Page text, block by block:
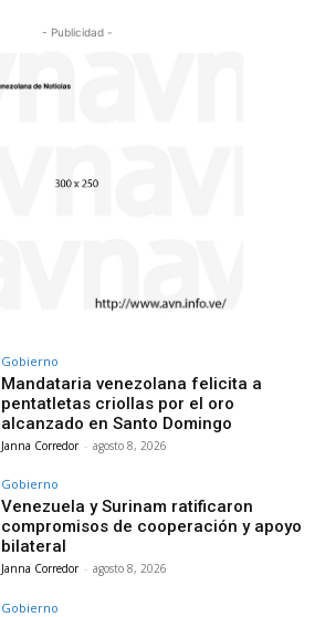
- Publicidad -
Gobierno
Mandataria venezolana felicita a
pentatletas criollas por el oro
alcanzado en Santo Domingo
Janna Corredor - agosto 8, 2026
Gobierno
Venezuela y Surinam ratificaron
compromisos de cooperación y apoyo
bilateral
Janna Corredor - agosto 8, 2026
Gobierno